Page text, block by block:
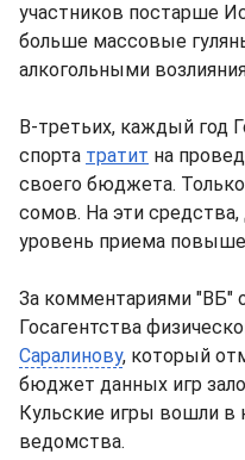
участников постарше
больше массовые
алкогольными
В-третьих, каждый год
спорта тратит на
своего бюджета.
сомов. На эти
уровень приема
За комментариями "ВБ"
Госагентства
Саралинову, который
бюджет данных игр
Кульские игры вошли в
ведомства.